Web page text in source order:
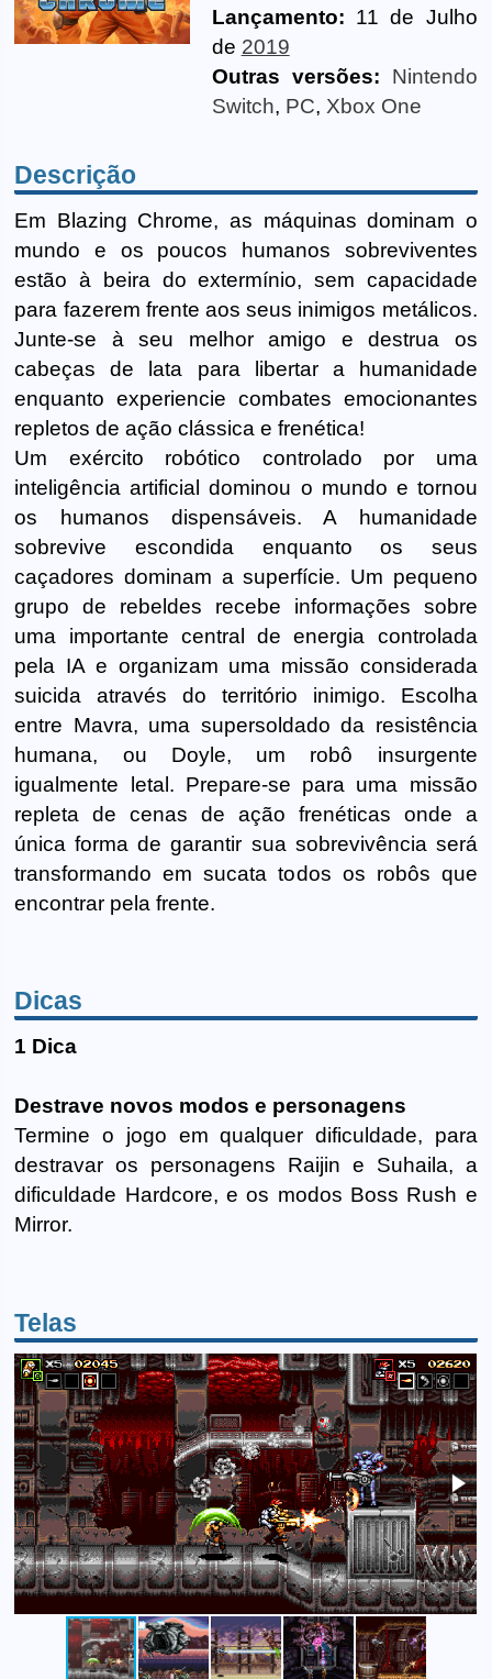
Lançamento: 11 de Julho
de 2019
Outras versões:
Nintendo
Switch, PC, Xbox One
Descrição
Em Blazing Chrome, as máquinas dominam o
mundo e os poucos humanos sobreviventes
estão à beira do extermínio, sem capacidade
para fazerem frente aos seus inimigos metálicos.
Junte-se à seu melhor amigo e destrua os
cabeças de lata para libertar a humanidade
enquanto experiencie combates emocionantes
repletos de ação clássica e frenética!
Um exército robótico controlado por uma
inteligência artificial dominou o mundo e tornou
os humanos dispensáveis. A humanidade
sobrevive escondida enquanto os seus
caçadores dominam a superfície. Um pequeno
grupo de rebeldes recebe informações sobre
uma importante central de energia controlada
pela IA e organizam uma missão considerada
suicida através do território inimigo. Escolha
entre Mavra, uma supersoldado da resistência
humana, ou Doyle, um robô insurgente
igualmente letal. Prepare-se para uma missão
repleta de cenas de ação frenéticas onde a
única forma de garantir sua sobrevivência será
transformando em sucata todos os robôs que
encontrar pela frente.
Dicas
1 Dica
Destrave novos modos e personagens
Termine o jogo em qualquer dificuldade, para
destravar os personagens Raijin e Suhaila, a
dificuldade Hardcore, e os modos Boss Rush e
Mirror.
Telas